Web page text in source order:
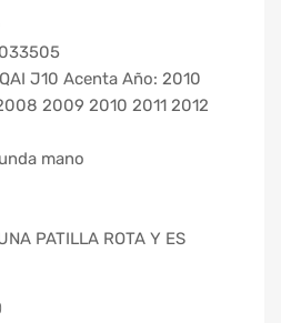
J10 Acenta Año: 2010
2009 2010 2011 2012
mano
PATILLA ROTA Y ES